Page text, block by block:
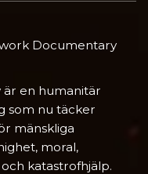
Documentary
är en humanitär
som nu täcker
mänskliga
moral,
katastrofhjälp.